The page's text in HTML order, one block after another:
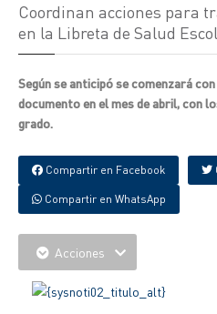
Coordinan acciones para
en la Libreta de Salud
Según se anticipó se comenzará
documento en el mes de abril, con
grado.
Compartir en Facebook
Compartir en WhatsApp
Acciones